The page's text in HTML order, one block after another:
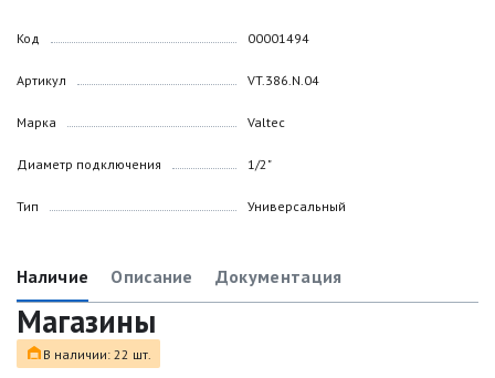
Код
Артикул
Марка
Диаметр подключения
Тип
00001494
VT.386.N.04
Valtec
1/2"
Универсальный
Наличие Описание Документация
Магазины
В наличии: 22 шт.